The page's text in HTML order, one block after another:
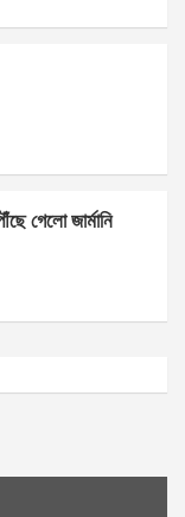
গেলো জার্মানি